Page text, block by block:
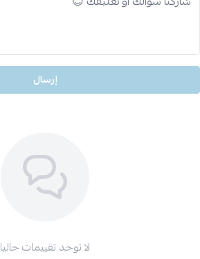
إرسال
لا توجد تقييمات حاليا